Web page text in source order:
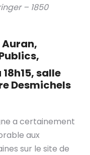
– 1850
salle
Desmichels
a certainement
aux
sur le site de